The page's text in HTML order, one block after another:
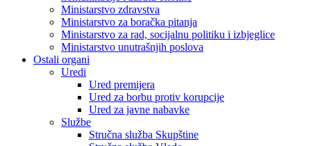
Ministarstvo zdravstva
Ministarstvo za boračka pitanja
Ministarstvo za rad, socijalnu politiku i izbjeglice
Ministarstvo unutrašnjih poslova
Ostali organi
Uredi
Ured premijera
Ured za borbu protiv korupcije
Ured za javne nabavke
Službe
Stručna služba Skupštine